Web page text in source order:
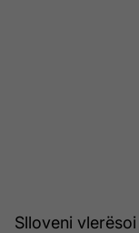
Slloveni